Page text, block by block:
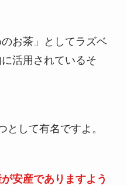
お茶」としてラズベ
活用されているそ
として有名ですよ。
安産でありますよう